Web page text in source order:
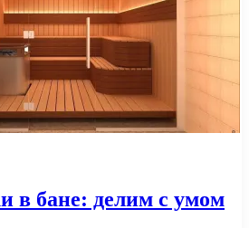
в бане: делим с умом